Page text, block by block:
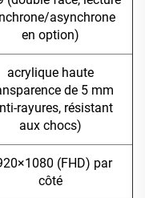
asynchrone
en option)
acrylique haute
de 5 mm
rayures, résistant
aux chocs)
(FHD) par
côté